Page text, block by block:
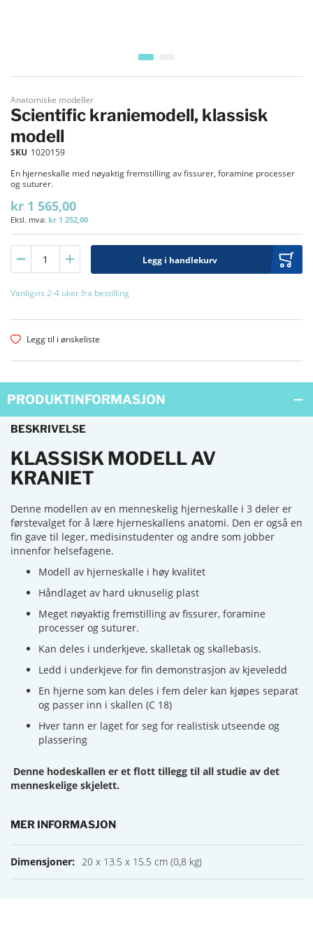
Gå til begynnelsen av bildegalleri
Anatomiske modeller
Scientific kraniemodell, klassisk
modell
SKU 1020159
En hjerneskalle med nøyaktig fremstilling av fissurer, foramine processer
og suturer.
kr 1 565,00
kr 1 252,00
Legg i handlekurv
Vanligvis 2-4 uker fra bestilling
Legg til i ønskeliste
PRODUKTINFORMASJON
BESKRIVELSE
KLASSISK MODELL AV
KRANIET
Denne modellen av en menneskelig hjerneskalle i 3 deler er
førstevalget for å lære hjerneskallens anatomi. Den er også en
fin gave til leger, medisinstudenter og andre som jobber
innenfor helsefagene.
Modell av hjerneskalle i høy kvalitet
Håndlaget av hard uknuselig plast
Meget nøyaktig fremstilling av fissurer, foramine
processer og suturer.
Kan deles i underkjeve, skalletak og skallebasis.
Ledd i underkjeve for fin demonstrasjon av kjeveledd
En hjerne som kan deles i fem deler kan kjøpes separat
og passer inn i skallen (C 18)
Hver tann er laget for seg for realistisk utseende og
plassering
Denne hodeskallen er et flott tillegg til all studie av det
menneskelige skjelett.
MER INFORMASJON
20 x 13.5 x 15.5 cm (0,8 kg)